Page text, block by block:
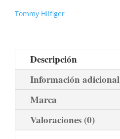
Tommy Hilfiger
Descripción
Información adicional
Marca
Valoraciones (0)